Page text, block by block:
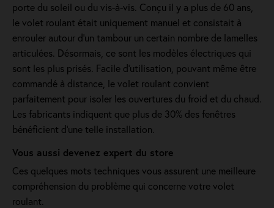
porte du soleil ou du vis-à-vis. Conçu il y a plus de 60 ans,
le volet roulant était uniquement manuel et consistait à
enrouler autour d'un tambour un certain nombre de lamelles
articulées. Désormais, ce sont les modèles électriques qui
sont les plus prisés. Facile d'utilisation, pouvant même être
commandé à distance, le volet roulant convient
parfaitement pour isoler les ouvertures du froid et du chaud.
Les fabricants indiquent que plus de 30% des fenêtres
bénéficient d'une telle installation.
Vous aussi devenez expert du store
Ces quelques mots techniques vous assurent une meilleure
compréhension du problème qui concerne votre volet
roulant.